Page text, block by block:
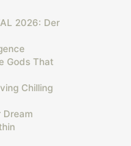
2026: Der
Gods That
Chilling
Dream